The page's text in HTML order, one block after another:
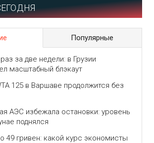
Популярные
за две недели: в Грузии
масштабный блэкаут
125 в Варшаве продолжится без
АЭС избежала остановки: уровень
поднялся
49 гривен: какой курс экономисты